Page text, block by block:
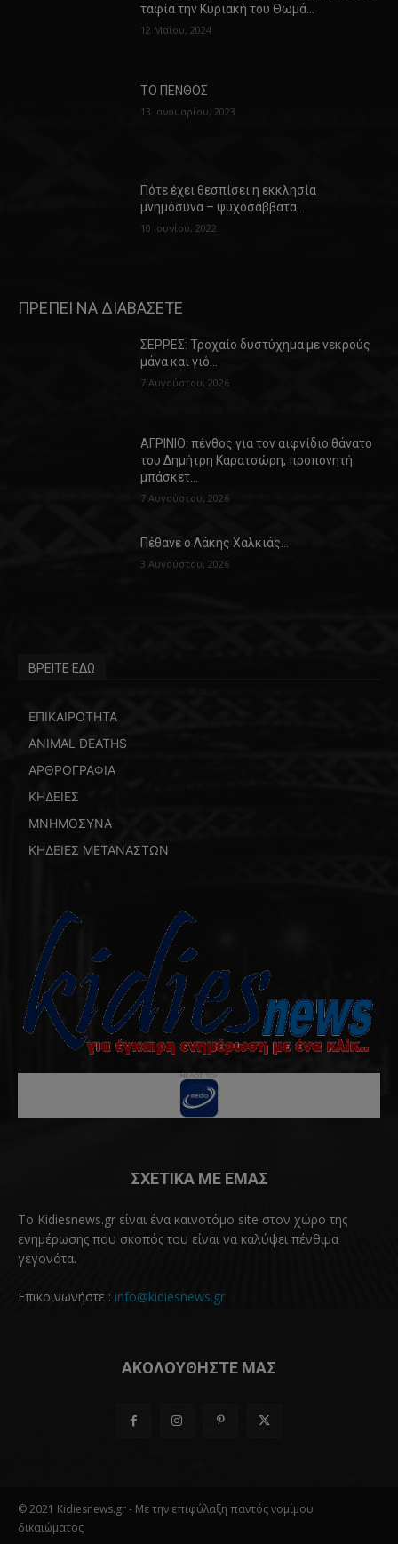
ταφία την Κυριακή του Θωμά…
12 Μαΐου, 2024
ΤΟ ΠΕΝΘΟΣ
13 Ιανουαρίου, 2023
Πότε έχει θεσπίσει η εκκλησία
μνημόσυνα – ψυχοσάββατα…
10 Ιουνίου, 2022
ΠΡΕΠΕΙ ΝΑ ΔΙΑΒΑΣΕΤΕ
ΣΕΡΡΕΣ: Τροχαίο δυστύχημα με νεκρούς
μάνα και γιό…
7 Αυγούστου, 2026
ΑΓΡΙΝΙΟ: πένθος για τον αιφνίδιο θάνατο
του Δημήτρη Καρατσώρη, προπονητή
μπάσκετ…
7 Αυγούστου, 2026
Πέθανε ο Λάκης Χαλκιάς…
3 Αυγούστου, 2026
ΒΡΕΙΤΕ ΕΔΩ
ΕΠΙΚΑΙΡΟΤΗΤΑ
ANIMAL DEATHS
ΑΡΘΡΟΓΡΑΦΙΑ
ΚΗΔΕΙΕΣ
ΜΝΗΜΟΣΥΝΑ
ΚΗΔΕΙΕΣ ΜΕΤΑΝΑΣΤΩΝ
ΣΧΕΤΙΚΑ ΜΕ ΕΜΑΣ
Το Kidiesnews.gr είναι ένα καινοτόμο site στον χώρο της
ενημέρωσης που σκοπός του είναι να καλύψει πένθιμα
γεγονότα.
Επικοινωνήστε : info@kidiesnews.gr
ΑΚΟΛΟΥΘΗΣΤΕ ΜΑΣ
© 2021 Kidiesnews.gr - Με την επιφύλαξη παντός νομίμου
δικαιώματος